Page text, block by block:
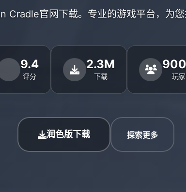
Cradle官网下载。专业的游戏平台，为您
9.4
评分
2.3M
下载 玩家
润色版下载 探索更多